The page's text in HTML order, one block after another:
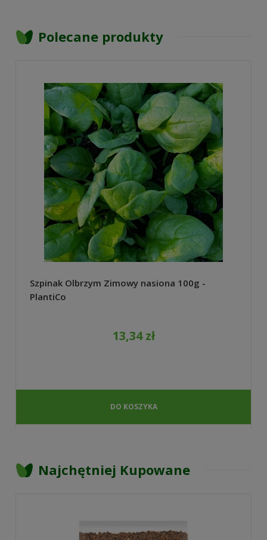
Polecane produkty
Szpinak Olbrzym Zimowy nasiona 100g -
PlantiCo
13,34 zł
DO KOSZYKA
Najchętniej Kupowane